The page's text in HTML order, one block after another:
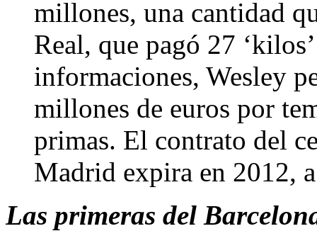
millones, una cantidad
Real, que pagó 27
informaciones, Wesley
millones de euros por
primas. El contrato del
Madrid expira en 2012,
Las primeras del